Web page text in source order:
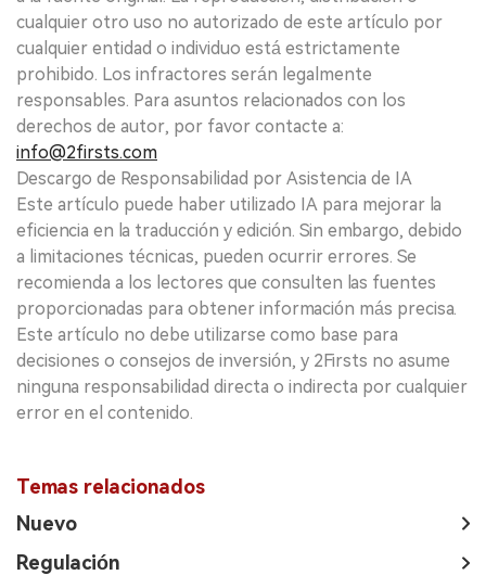
cualquier otro uso no autorizado de este artículo por
cualquier entidad o individuo está estrictamente
prohibido. Los infractores serán legalmente
responsables. Para asuntos relacionados con los
derechos de autor, por favor contacte a:
info@2firsts.com
Descargo de Responsabilidad por Asistencia de IA
Este artículo puede haber utilizado IA para mejorar la
eficiencia en la traducción y edición. Sin embargo, debido
a limitaciones técnicas, pueden ocurrir errores. Se
recomienda a los lectores que consulten las fuentes
proporcionadas para obtener información más precisa.
Este artículo no debe utilizarse como base para
decisiones o consejos de inversión, y 2Firsts no asume
ninguna responsabilidad directa o indirecta por cualquier
error en el contenido.
Temas relacionados
Nuevo
Regulación